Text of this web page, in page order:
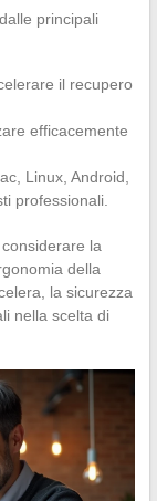
principali
il recupero
efficacemente
Linux, Android,
professionali.
la
della
la sicurezza
nella scelta di